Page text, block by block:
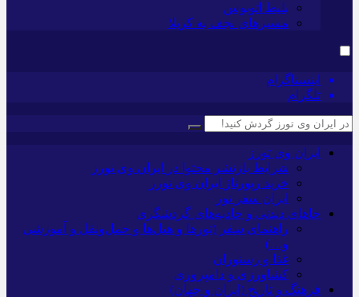
بلیط اتوبوس
مسیرهای نجف به کربلا
اینستاگرام
تلگرام
ایران وی تورز
شرایط بازنشر محتوا در ایران وی تورز
خرید رپورتاژ ایران وی تورز
ایران سفر تور
جاهای دیدنی و جاذبه‌های گردشگری
راهنمای سفر (تورها و هتل‌ها و حمل‌و‌نقل و آموزشی
و…)
غذا و رستوران
کشاورزی و دامپروری
فرهنگ و تاریخ (ایران و جهان)